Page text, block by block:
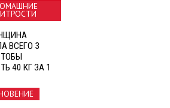
ВСЕГО 3
40 КГ ЗА 1